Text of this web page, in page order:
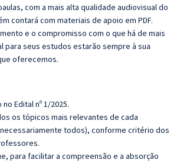
com a mais alta qualidade audiovisual do
contará com materiais de apoio em PDF.
e o compromisso com o que há de mais
para seus estudos estarão sempre à sua
oferecemos.
Edital nº 1/2025.
os tópicos mais relevantes de cada
todos), conforme critério dos
para facilitar a compreensão e a absorção